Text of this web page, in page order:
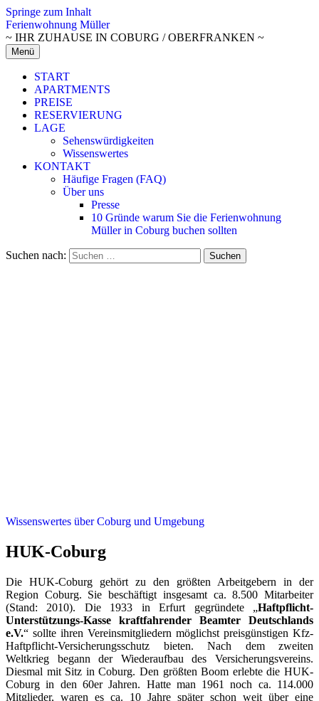
Springe zum Inhalt
Ferienwohnung Müller
~ IHR ZUHAUSE IN COBURG / OBERFRANKEN ~
Menü
START
APARTMENTS
PREISE
RESERVIERUNG
LAGE
Sehenswürdigkeiten
Wissenswertes
KONTAKT
Häufige Fragen (FAQ)
Über uns
Presse
10 Gründe warum Sie die Ferienwohnung
Müller in Coburg buchen sollten
Suchen nach:
Wissenswertes über Coburg und Umgebung
HUK-Coburg
Die HUK-Coburg gehört zu den größten Arbeitgebern in der
Region Coburg. Sie beschäftigt insgesamt ca. 8.500 Mitarbeiter
(Stand: 2010). Die 1933 in Erfurt gegründete „Haftpflicht-
Unterstützungs-Kasse kraftfahrender Beamter Deutschlands
e.V.“ sollte ihren Vereinsmitgliedern möglichst preisgünstigen Kfz-
Haftpflicht-Versicherungsschutz bieten. Nach dem zweiten
Weltkrieg begann der Wiederaufbau des Versicherungsvereins.
Diesmal mit Sitz in Coburg. Den größten Boom erlebte die HUK-
Coburg in den 60er Jahren. Hatte man 1961 noch ca. 114.000
Mitglieder, waren es ca. 10 Jahre später schon weit über eine